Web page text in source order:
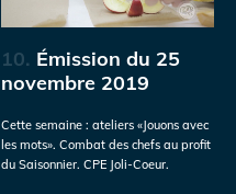
10. Émission du 25
novembre 2019
Cette semaine : ateliers «Jouons avec
les mots». Combat des chefs au profit
du Saisonnier. CPE Joli-Coeur.